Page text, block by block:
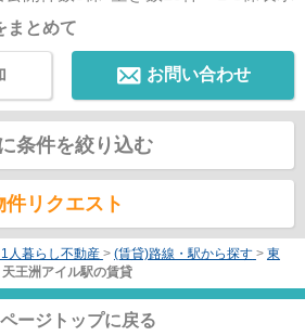
まとめて
お問い合わせ
条件を絞り込む
件リクエスト
人暮らし不動産 > (賃貸)路線・駅から探す > 東
天王洲アイル駅の賃貸
ページトップに戻る